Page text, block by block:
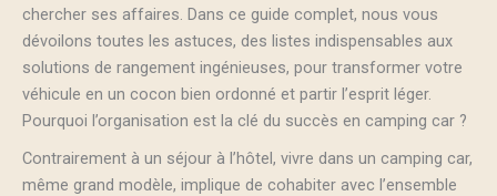
chercher ses affaires. Dans ce guide complet, nous vous
dévoilons toutes les astuces, des listes indispensables aux
solutions de rangement ingénieuses, pour transformer votre
véhicule en un cocon bien ordonné et partir l’esprit léger.
Pourquoi l’organisation est la clé du succès en camping car ?
Contrairement à un séjour à l’hôtel, vivre dans un camping car,
même grand modèle, implique de cohabiter avec l’ensemble